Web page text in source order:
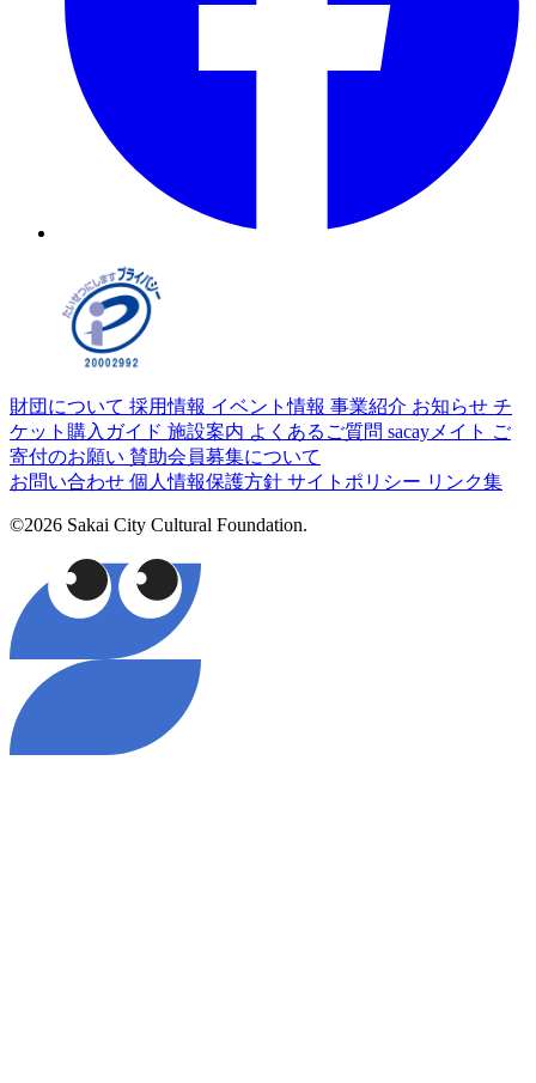
財団について 採用情報 イベント情報 事業紹介 お知らせ チ
ケット購入ガイド 施設案内 よくあるご質問 sacayメイト ご
寄付のお願い 賛助会員募集について
お問い合わせ 個人情報保護方針 サイトポリシー リンク集
©2026 Sakai City Cultural Foundation.